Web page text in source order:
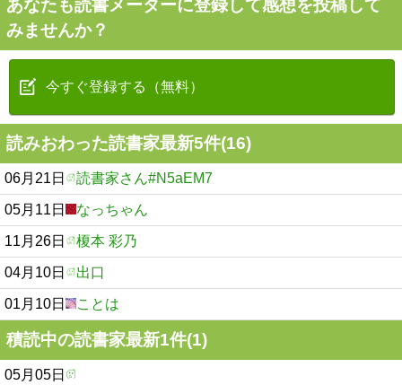
あなたも読書メーターに登録して感想を投稿して
みませんか？
今すぐ登録する（無料）
読みおわった読書家最新5件(16)
06月21日 読書家さん#N5aEM7
05月11日 なっちゃん
11月26日 榎本 彩乃
04月10日 出口
01月10日 ことは
積読中の読書家最新1件(1)
05月05日